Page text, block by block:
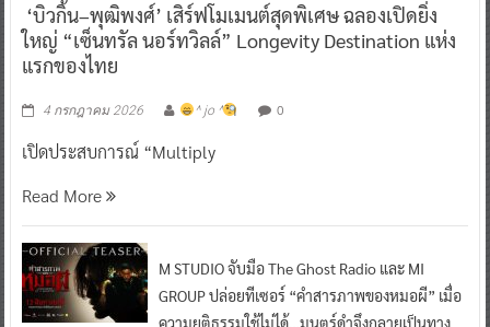
‘บิวกิ้น–พุฒิพงศ์’ เสิร์ฟโมเมนต์สุดพิเศษ ฉลองเปิดยิ่ง
ใหญ่ “เซ็นทรัล นอร์ทวิลล์” Longevity Destination แห่ง
แรกของไทย
4 กรกฎาคม 2026 ^ jo ^ 0
เปิดประสบการณ์ “Multiply
Read More
M STUDIO จับมือ The Ghost Radio และ MI
GROUP ปล่อยทีเซอร์ “คำสารภาพของหมอผี” เมื่อ
ความยุติธรรมใช้ไม่ได้…มนตร์ดำจึงกลายเป็นทาง